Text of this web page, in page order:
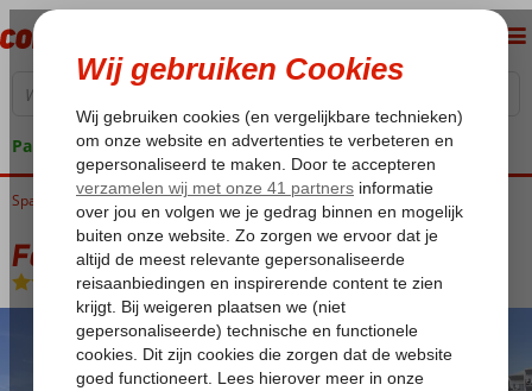
Pakketgarantie
Home
Spanje Balearen Mallorca Palma Nova Fergus Bermudas
Fergus Bermudas
Logies en ontbijt -Hotel